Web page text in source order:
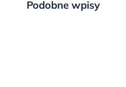
Podobne wpisy